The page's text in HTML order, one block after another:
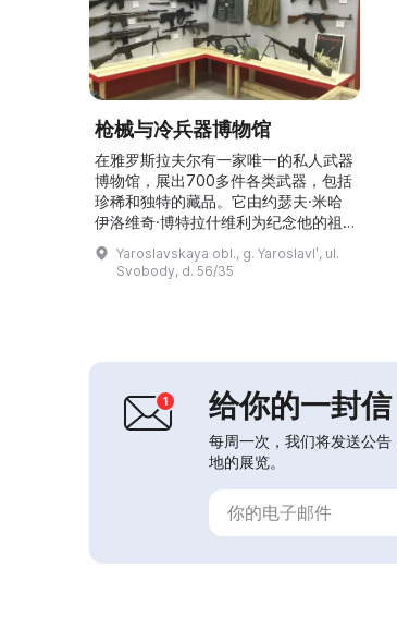
枪械与冷兵器博物馆
在雅罗斯拉夫尔有一家唯一的私人武器
博物馆，展出700多件各类武器，包括
珍稀和独特的藏品。它由约瑟夫·米哈
伊洛维奇·博特拉什维利为纪念他的祖
父约瑟夫·奇克瓦什维利而建立，后者
在卫国战争期间失踪。这里展出了来自
世界各国的武器，包括卡拉什尼科夫自
刀。要评估其历史价值，只有亲手接触
实物、把武器握在手中时才...
Yaroslavskaya obl., g. Yaroslavlʹ, ul.
Svobody, d. 56/35
给你的一封信
每周一次，我们将发送公
地的展览。